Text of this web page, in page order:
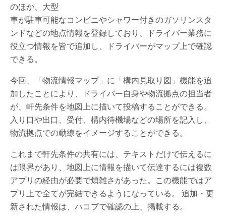
のほか、大型
車が駐車可能なコンビニやシャワー付きのガソリンスタ
ンドなどの地点情報を登録しており、ドライバー業務に
役立つ情報を皆で追加し、ドライバーがマップ上で確認
できる。
今回、「物流情報マップ」に「構内見取り図」機能を追
加したことにより、ドライバー自身や物流拠点の担当者
が、軒先条件を地図上に描いて投稿することができる。
入り口や出口、受付、構内待機場などの場所を記入し、
物流拠点での動線をイメージすることができる。
これまで軒先条件の共有には、テキストだけで伝えるに
は限界があり、地図上に情報を描いて伝達するには複数
アプリの経由が必要で煩雑さがあった。この機能ではア
プリ上で全てが完結できるようになっている。 追加・更
新された情報は、ハコブで確認の上、掲載する。